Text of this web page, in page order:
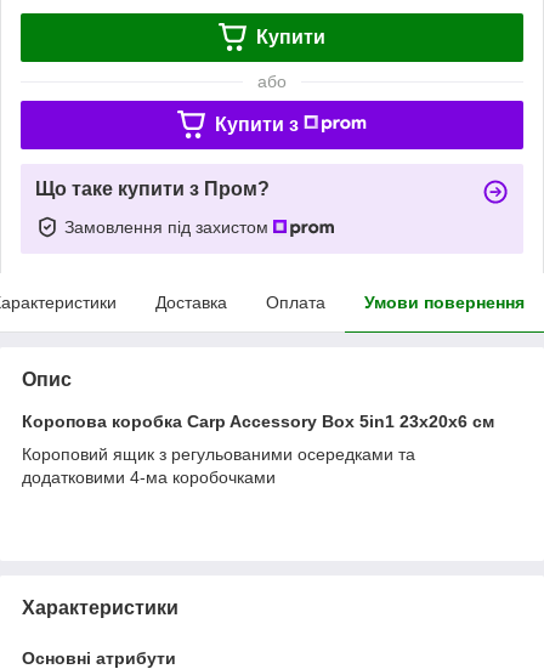
Купити
або
Купити з
Що таке купити з Пром?
Замовлення під захистом
Доставка Оплата Умови повернення
Опис
Коропова коробка Carp Accessory Box 5in1 23x20x6 см
Короповий ящик з регульованими осередками та
додатковими 4-ма коробочками
Характеристики
Основні атрибути